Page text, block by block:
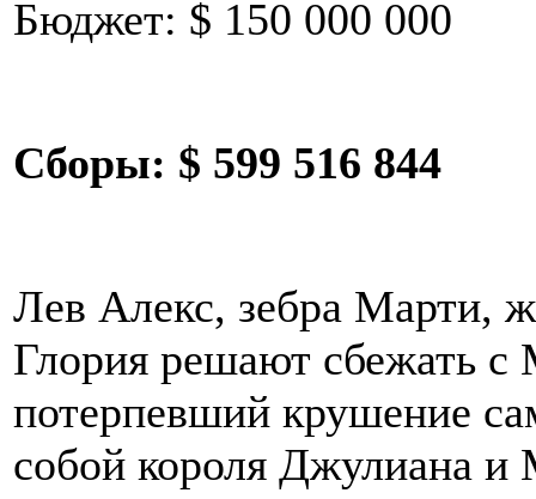
Бюджет: $ 150 000 000
Сборы: $ 599 516 844
Лев Алекс, зебра Марти,
Глория решают сбежать с
потерпевший крушение
собой короля Джулиана и